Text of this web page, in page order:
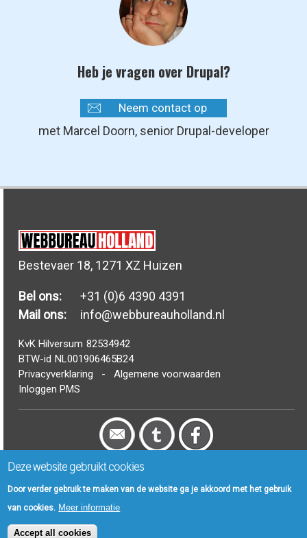
Heb je vragen over Drupal?
Neem contact op
met Marcel Doorn, senior Drupal-developer
Bestevaer 18, 1271 XZ Huizen
Bel ons:
+31 (0)6 4390 4391
Mail ons:
info@webbureauholland.nl
KvK Hilversum 82534942
BTW-id NL001906465B24
Privacyverklaring -Algemene voorwaarden
Inloggen PMS
© Webbureau Holland B.V. 2006 - 2024
FAQ|Drupal Woordenboek|Artikelen |Nieuws|Sitemap
Deze website gebruikt cookies
Door verder gebruik te maken van de website ga je akkoord met het gebruik
van cookies. Meer informatie
Accept all cookies